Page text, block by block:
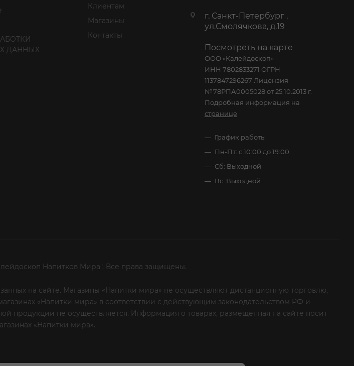
ДАННЫХ
Клиентам
Магазины
Контакты
г. Санкт-Петербург ,
ул.Смолячкова, д.19
Посмотреть на карте
ООО «Калейдоскоп»
ИНН 7802833271 ОГРН
1137847296267 Лицензия
№78РПА0005028 от 25.10.2013 г.
Подробная информация на
странице
График работы
Пн-Пт: с 10:00 до 19:00
Сб: Выходной
Вс: Выходной
Напитков Мира". Все права защищены.
на сайте. Магазины «Напитки мира» не осуществляют дистанционную торговлю,
«Напитки мира» в соответствии с действующим законодательством РФ и
продукции не осуществляется. Информация о товарах, размещенная на сайте носит
«Напитки мира».